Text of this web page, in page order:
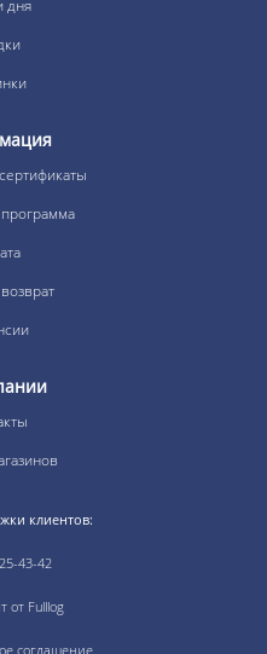
дня
клиентов:
43-42
от Fulllog
соглашение